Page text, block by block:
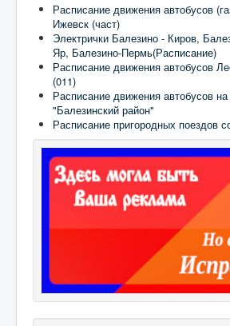
Расписание движения автобусов
Ижевск (част)
Электрички Балезино - Киров,
Яр, Балезино-Пермь(Расписание)
Расписание движения автобусов
(011)
Расписание движения автобусов
"Балезинский район"
Расписание пригородных поездов